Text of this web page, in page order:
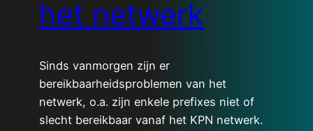
het netwerk
Sinds vanmorgen zijn er
bereikbaarheidsproblemen van het
netwerk, o.a. zijn enkele prefixes niet of
slecht bereikbaar vanaf het KPN netwerk.